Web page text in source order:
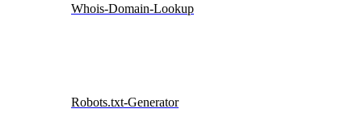
Whois-Domain-Lookup
Robots.txt-Generator